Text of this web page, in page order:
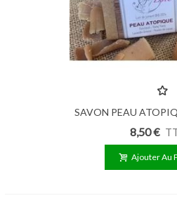
SAVON PEAU
100G
8,50 €
Ajouter Au